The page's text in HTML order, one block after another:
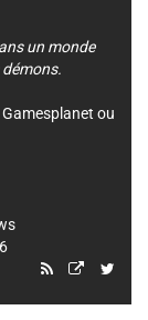
un monde
Gamesplanet ou